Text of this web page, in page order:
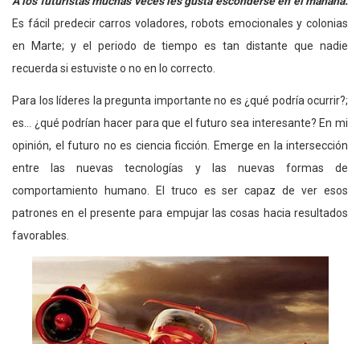
Es fácil predecir carros voladores, robots emocionales y colonias
en Marte; y el periodo de tiempo es tan distante que nadie
recuerda si estuviste o no en lo correcto.
Para los líderes la pregunta importante no es ¿qué podría ocurrir?;
es… ¿qué podrían hacer para que el futuro sea interesante? En mi
opinión, el futuro no es ciencia ficción. Emerge en la intersección
entre las nuevas tecnologías y las nuevas formas de
comportamiento humano. El truco es ser capaz de ver esos
patrones en el presente para empujar las cosas hacia resultados
favorables.